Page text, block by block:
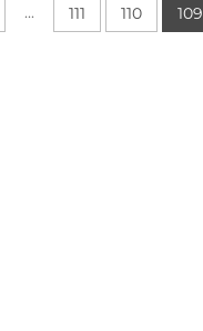
109
110
111
...